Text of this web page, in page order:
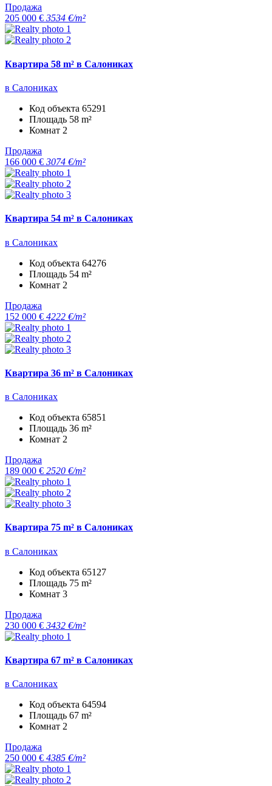
Продажа
205 000 € 3534 €/m²
Квартира 58 m² в Салониках
в Салониках
Код объекта 65291
Площадь 58 m²
Комнат 2
Продажа
166 000 € 3074 €/m²
Квартира 54 m² в Салониках
в Салониках
Код объекта 64276
Площадь 54 m²
Комнат 2
Продажа
152 000 € 4222 €/m²
Квартира 36 m² в Салониках
в Салониках
Код объекта 65851
Площадь 36 m²
Комнат 2
Продажа
189 000 € 2520 €/m²
Квартира 75 m² в Салониках
в Салониках
Код объекта 65127
Площадь 75 m²
Комнат 3
Продажа
230 000 € 3432 €/m²
Квартира 67 m² в Салониках
в Салониках
Код объекта 64594
Площадь 67 m²
Комнат 2
Продажа
250 000 € 4385 €/m²